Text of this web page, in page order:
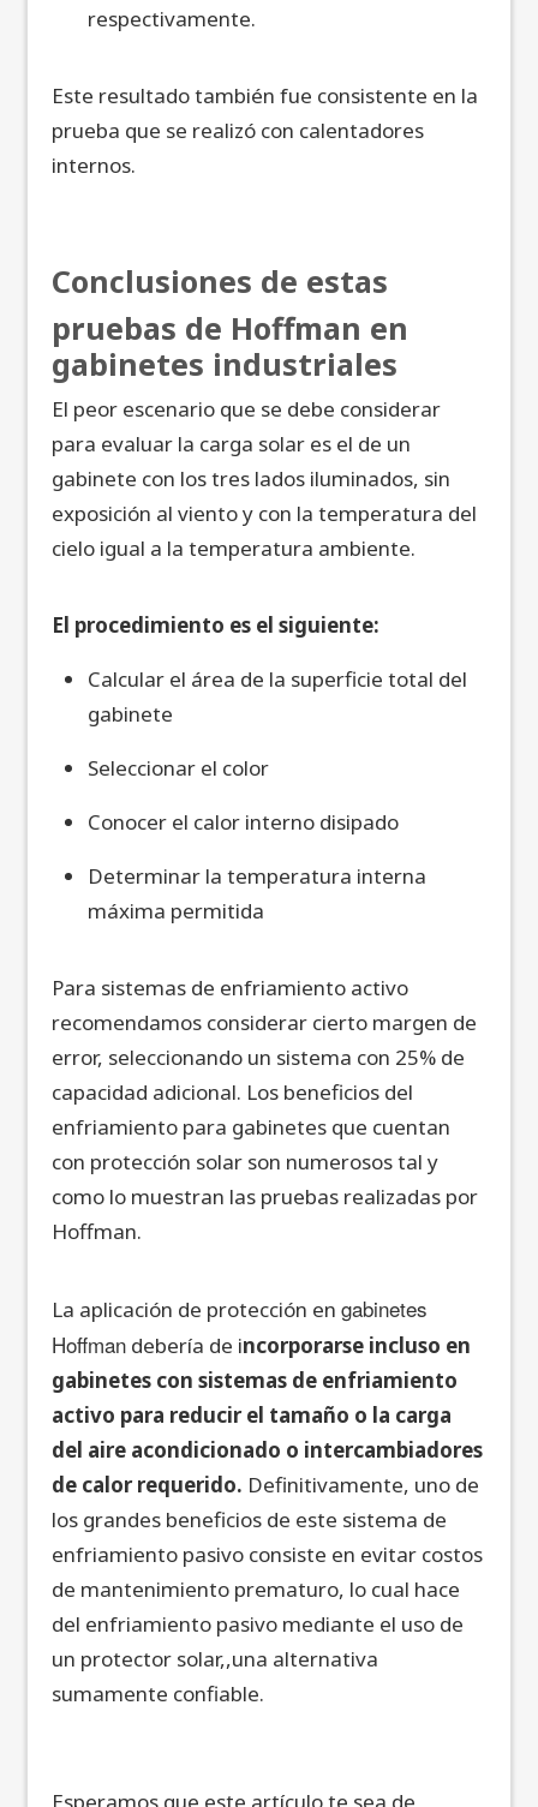
respectivamente.
Este resultado también fue consistente en la
prueba que se realizó con calentadores
internos.
Conclusiones de estas
pruebas de Hoffman en
gabinetes industriales
El peor escenario que se debe considerar
para evaluar la carga solar es el de un
gabinete con los tres lados iluminados, sin
exposición al viento y con la temperatura del
cielo igual a la temperatura ambiente.
El procedimiento es el siguiente:
Calcular el área de la superficie total del
gabinete
Seleccionar el color
Conocer el calor interno disipado
Determinar la temperatura interna
máxima permitida
Para sistemas de enfriamiento activo
recomendamos considerar cierto margen de
error, seleccionando un sistema con 25% de
capacidad adicional. Los beneficios del
enfriamiento para gabinetes que cuentan
con protección solar son numerosos tal y
como lo muestran las pruebas realizadas por
Hoffman.
La aplicación de protección engabinetes
Hoffman debería de incorporarse incluso en
gabinetes con sistemas de enfriamiento
activo para reducir el tamaño o la carga
del aire acondicionado o intercambiadores
de calor requerido. Definitivamente, uno de
los grandes beneficios de este sistema de
enfriamiento pasivo consiste en evitar costos
de mantenimiento prematuro, lo cual hace
del enfriamiento pasivo mediante el uso de
un protector solar,,una alternativa
sumamente confiable.
Esperamos que este artículo te sea de